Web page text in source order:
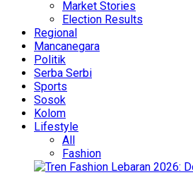
Market Stories
Election Results
Regional
Mancanegara
Politik
Serba Serbi
Sports
Sosok
Kolom
Lifestyle
All
Fashion